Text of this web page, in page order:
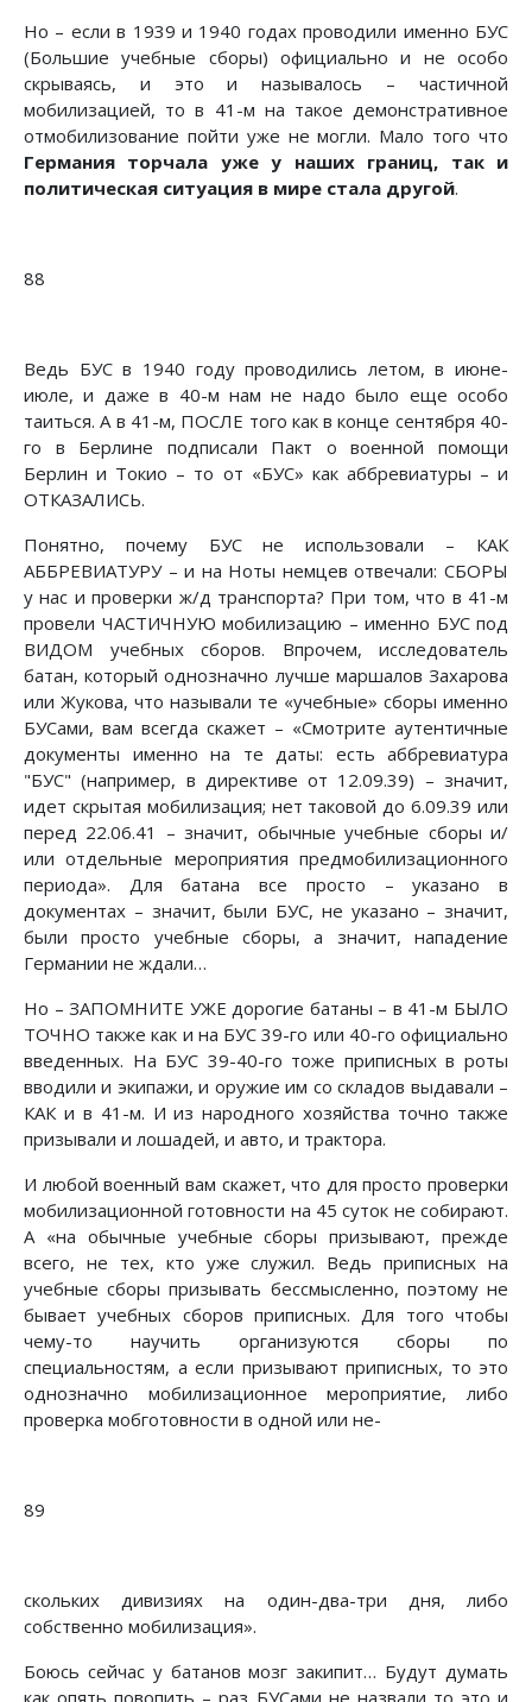
Но – если в 1939 и 1940 годах проводили именно БУС
(Большие учебные сборы) официально и не особо
скрываясь, и это и называлось – частичной
мобилизацией, то в 41-м на такое демонстративное
отмобилизование пойти уже не могли. Мало того что
Германия торчала уже у наших границ, так и
политическая ситуация в мире стала другой.
88
Ведь БУС в 1940 году проводились летом, в июне-
июле, и даже в 40-м нам не надо было еще особо
таиться. А в 41-м, ПОСЛЕ того как в конце сентября 40-
го в Берлине подписали Пакт о военной помощи
Берлин и Токио – то от «БУС» как аббревиатуры – и
ОТКАЗАЛИСЬ.
Понятно, почему БУС не использовали – КАК
АББРЕВИАТУРУ – и на Ноты немцев отвечали: СБОРЫ
у нас и проверки ж/д транспорта? При том, что в 41-м
провели ЧАСТИЧНУЮ мобилизацию – именно БУС под
ВИДОМ учебных сборов. Впрочем, исследователь
батан, который однозначно лучше маршалов Захарова
или Жукова, что называли те «учебные» сборы именно
БУСами, вам всегда скажет – «Смотрите аутентичные
документы именно на те даты: есть аббревиатура
"БУС" (например, в директиве от 12.09.39) – значит,
идет скрытая мобилизация; нет таковой до 6.09.39 или
перед 22.06.41 – значит, обычные учебные сборы и/
или отдельные мероприятия предмобилизационного
периода». Для батана все просто – указано в
документах – значит, были БУС, не указано – значит,
были просто учебные сборы, а значит, нападение
Германии не ждали…
Но – ЗАПОМНИТЕ УЖЕ дорогие батаны – в 41-м БЫЛО
ТОЧНО также как и на БУС 39-го или 40-го официально
введенных. На БУС 39-40-го тоже приписных в роты
вводили и экипажи, и оружие им со складов выдавали –
КАК и в 41-м. И из народного хозяйства точно также
призывали и лошадей, и авто, и трактора.
И любой военный вам скажет, что для просто проверки
мобилизационной готовности на 45 суток не собирают.
А «на обычные учебные сборы призывают, прежде
всего, не тех, кто уже служил. Ведь приписных на
учебные сборы призывать бессмысленно, поэтому не
бывает учебных сборов приписных. Для того чтобы
чему-то научить организуются сборы по
специальностям, а если призывают приписных, то это
однозначно мобилизационное мероприятие, либо
проверка мобготовности в одной или не-
89
скольких дивизиях на один-два-три дня, либо
собственно мобилизация».
Боюсь сейчас у батанов мозг закипит… Будут думать